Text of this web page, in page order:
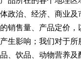
政治、经济、商业
销售量、产品定价，
生影响；我们对于所
品、饮品、动物营养